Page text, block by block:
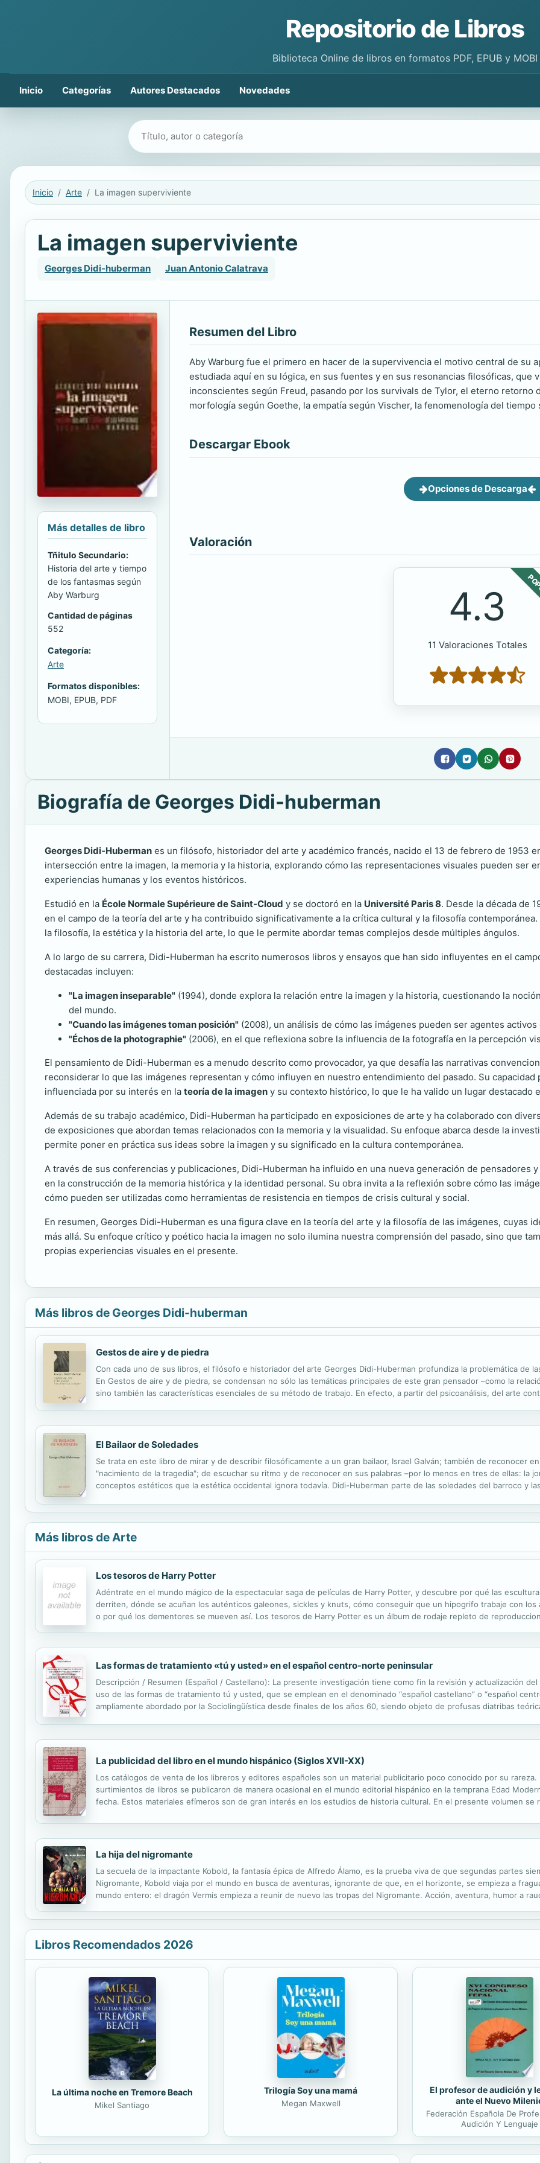
Repositorio de Libros
Biblioteca Online de libros en formatos PDF, EPUB y MOBI
Inicio Categorías Autores Destacados Novedades
Buscar libros
Inicio Arte La imagen superviviente
La imagen superviviente
Georges Didi-huberman Juan Antonio Calatrava
Más detalles de libro
Tñitulo Secundario:
Historia del arte y tiempo
de los fantasmas según
Aby Warburg
Cantidad de páginas
552
Categoría:
Arte
Formatos disponibles:
MOBI, EPUB, PDF
Resumen del Libro
Aby Warburg fue el primero en hacer de la supervivencia el motivo central de su
estudiada aquí en su lógica, en sus fuentes y en sus resonancias filosóficas, que
inconscientes según Freud, pasando por los survivals de Tylor, el eterno retorno
morfología según Goethe, la empatía según Vischer, la fenomenología del tiempo
Descargar Ebook
Opciones de Descarga
Valoración
4.3
11 Valoraciones Totales
Biografía de Georges Didi-huberman
Georges Didi-Huberman es un filósofo, historiador del arte y académico francés, nacido el 13 de febrero de 1953
intersección entre la imagen, la memoria y la historia, explorando cómo las representaciones visuales pueden ser
experiencias humanas y los eventos históricos.
Estudió en la École Normale Supérieure de Saint-Cloud y se doctoró en la Université Paris 8. Desde la década de
en el campo de la teoría del arte y ha contribuido significativamente a la crítica cultural y la filosofía
la filosofía, la estética y la historia del arte, lo que le permite abordar temas complejos desde múltiples ángulos.
A lo largo de su carrera, Didi-Huberman ha escrito numerosos libros y ensayos que han sido influyentes en el
destacadas incluyen:
"La imagen inseparable" (1994), donde explora la relación entre la imagen y la historia, cuestionando la
del mundo.
"Cuando las imágenes toman posición" (2008), un análisis de cómo las imágenes pueden ser agentes
"Échos de la photographie" (2006), en el que reflexiona sobre la influencia de la fotografía en la percepción
El pensamiento de Didi-Huberman es a menudo descrito como provocador, ya que desafía las narrativas
reconsiderar lo que las imágenes representan y cómo influyen en nuestro entendimiento del pasado. Su
influenciada por su interés en la teoría de la imagen y su contexto histórico, lo que le ha valido un lugar destacado
Además de su trabajo académico, Didi-Huberman ha participado en exposiciones de arte y ha colaborado con
de exposiciones que abordan temas relacionados con la memoria y la visualidad. Su enfoque abarca desde la
permite poner en práctica sus ideas sobre la imagen y su significado en la cultura contemporánea.
A través de sus conferencias y publicaciones, Didi-Huberman ha influido en una nueva generación de pensadores
en la construcción de la memoria histórica y la identidad personal. Su obra invita a la reflexión sobre cómo las
cómo pueden ser utilizadas como herramientas de resistencia en tiempos de crisis cultural y social.
En resumen, Georges Didi-Huberman es una figura clave en la teoría del arte y la filosofía de las imágenes, cuyas
más allá. Su enfoque crítico y poético hacia la imagen no solo ilumina nuestra comprensión del pasado, sino que
propias experiencias visuales en el presente.
Más libros de Georges Didi-huberman
Gestos de aire y de piedra
Con cada uno de sus libros, el filósofo e historiador del arte Georges Didi-Huberman profundiza la problemática de
En Gestos de aire y de piedra, se condensan no sólo las temáticas principales de este gran pensador –como la
sino también las características esenciales de su método de trabajo. En efecto, a partir del psicoanálisis, del arte
El Bailaor de Soledades
Se trata en este libro de mirar y de describir filosóficamente a un gran bailaor, Israel Galván; también de reconocer
"nacimiento de la tragedia"; de escuchar su ritmo y de reconocer en sus palabras –por lo menos en tres de ellas: la
conceptos estéticos que la estética occidental ignora todavía. Didi-Huberman parte de las soledades del barroco y
Más libros de Arte
Los tesoros de Harry Potter
Adéntrate en el mundo mágico de la espectacular saga de películas de Harry Potter, y descubre por qué las
derriten, dónde se acuñan los auténticos galeones, sickles y knuts, cómo conseguir que un hipogrifo trabaje con
o por qué los dementores se mueven así. Los tesoros de Harry Potter es un álbum de rodaje repleto de
Las formas de tratamiento «tú y usted» en el español centro-norte peninsular
Descripción / Resumen (Español / Castellano): La presente investigación tiene como fin la revisión y actualización
uso de las formas de tratamiento tú y usted, que se emplean en el denominado “español castellano” o “español
ampliamente abordado por la Sociolingüística desde finales de los años 60, siendo objeto de profusas diatribas
La publicidad del libro en el mundo hispánico (Siglos XVII-XX)
Los catálogos de venta de los libreros y editores españoles son un material publicitario poco conocido por su rareza.
surtimientos de libros se publicaron de manera ocasional en el mundo editorial hispánico en la temprana Edad
fecha. Estos materiales efímeros son de gran interés en los estudios de historia cultural. En el presente volumen se
La hija del nigromante
La secuela de la impactante Kobold, la fantasía épica de Alfredo Álamo, es la prueba viva de que segundas partes
Nigromante, Kobold viaja por el mundo en busca de aventuras, ignorante de que, en el horizonte, se empieza a
mundo entero: el dragón Vermis empieza a reunir de nuevo las tropas del Nigromante. Acción, aventura, humor a
Libros Recomendados 2026
La última noche en Tremore Beach
Mikel Santiago
Trilogía Soy una mamá
Megan Maxwell
El profesor de audición y
ante el Nuevo
Federación Española De
Audición Y Lenguaje